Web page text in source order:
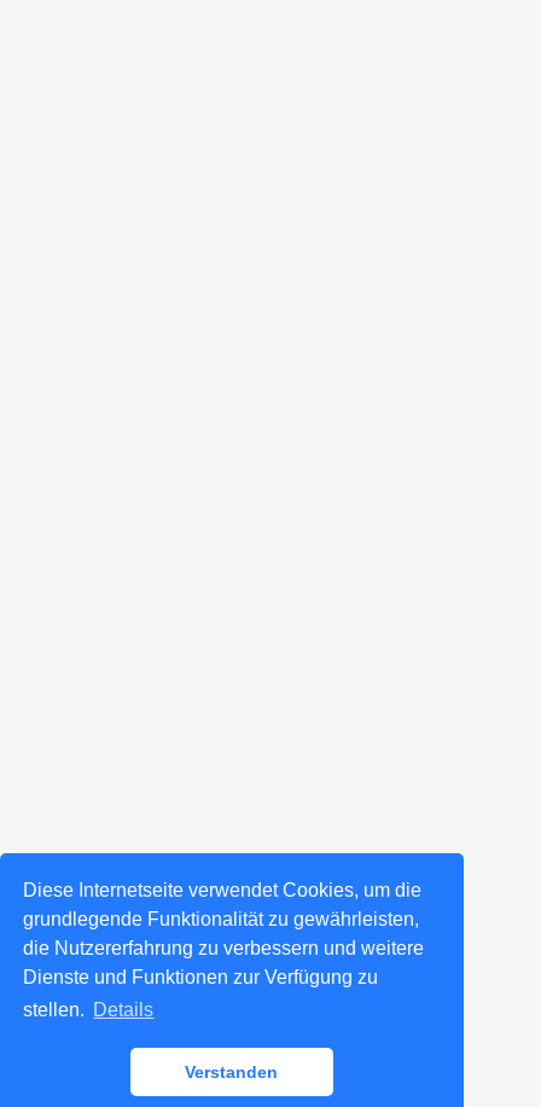
Diese Internetseite verwendet Cookies, um die
grundlegende Funktionalität zu gewährleisten,
die Nutzererfahrung zu verbessern und weitere
Dienste und Funktionen zur Verfügung zu
stellen. Details
Verstanden